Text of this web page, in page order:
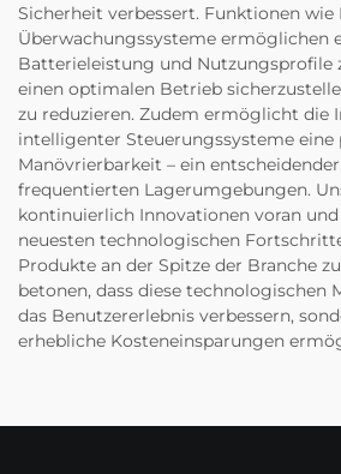
Sicherheit verbessert. Funktionen wie
Überwachungssysteme ermöglichen
Batterieleistung und Nutzungsprofile
einen optimalen Betrieb
zu reduzieren. Zudem ermöglicht die
intelligenter Steuerungssysteme eine
Manövrierbarkeit – ein
frequentierten Lagerumgebungen.
kontinuierlich Innovationen voran
neuesten technologischen
Produkte an der Spitze der Branche
betonen, dass diese technologischen
das Benutzererlebnis verbessern,
erhebliche Kosteneinsparungen